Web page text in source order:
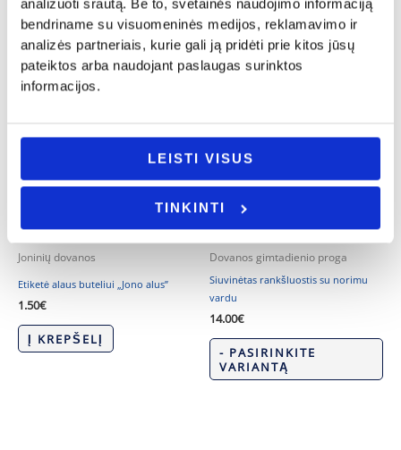
analizuoti srautą. Be to, svetainės naudojimo informaciją
bendriname su visuomeninės medijos, reklamavimo ir
analizės partneriais, kurie gali ją pridėti prie kitos jūsų
pateiktos arba naudojant paslaugas surinktos
informacijos.
LEISTI VISUS
TINKINTI
Joninių dovanos
Dovanų rinkinys „Jono asmeninis”
19.50€
Joninių dovanos
Puodelis „Pats kiečiausias Jonas”
7.00€
VARIANTĄ
Joninių dovanos
Etiketė alaus buteliui „Jono alus”
1.50€
Į KREPŠELĮ
Dovanos gimtadienio proga
Siuvinėtas rankšluostis su norimu
vardu
14.00€
- PASIRINKITE
VARIANTĄ